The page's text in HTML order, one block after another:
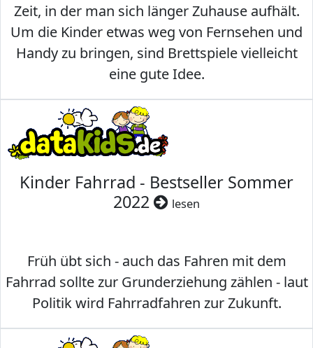
Zeit, in der man sich länger Zuhause aufhält.
Um die Kinder etwas weg von Fernsehen und
Handy zu bringen, sind Brettspiele vielleicht
eine gute Idee.
Kinder Fahrrad - Bestseller Sommer
2022
lesen
Früh übt sich - auch das Fahren mit dem
Fahrrad sollte zur Grunderziehung zählen - laut
Politik wird Fahrradfahren zur Zukunft.